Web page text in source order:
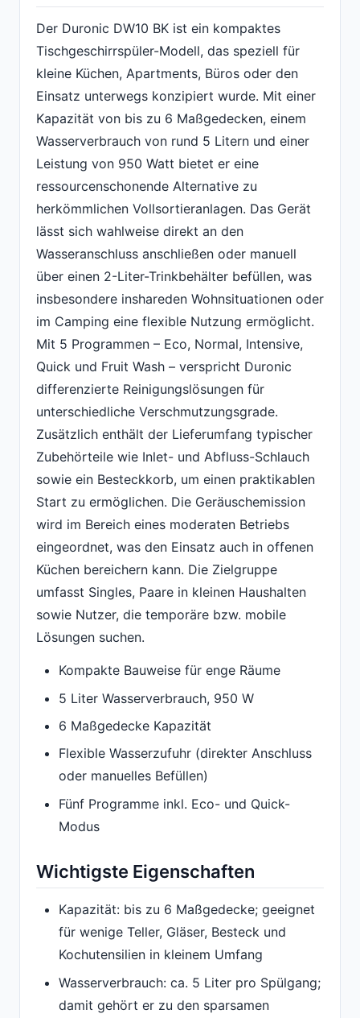
Der Duronic DW10 BK ist ein kompaktes
Tischgeschirrspüler-Modell, das speziell für
kleine Küchen, Apartments, Büros oder den
Einsatz unterwegs konzipiert wurde. Mit einer
Kapazität von bis zu 6 Maßgedecken, einem
Wasserverbrauch von rund 5 Litern und einer
Leistung von 950 Watt bietet er eine
ressourcenschonende Alternative zu
herkömmlichen Vollsortieranlagen. Das Gerät
lässt sich wahlweise direkt an den
Wasseranschluss anschließen oder manuell
über einen 2-Liter-Trinkbehälter befüllen, was
insbesondere inshareden Wohnsituationen oder
im Camping eine flexible Nutzung ermöglicht.
Mit 5 Programmen – Eco, Normal, Intensive,
Quick und Fruit Wash – verspricht Duronic
differenzierte Reinigungslösungen für
unterschiedliche Verschmutzungsgrade.
Zusätzlich enthält der Lieferumfang typischer
Zubehörteile wie Inlet- und Abfluss-Schlauch
sowie ein Besteckkorb, um einen praktikablen
Start zu ermöglichen. Die Geräuschemission
wird im Bereich eines moderaten Betriebs
eingeordnet, was den Einsatz auch in offenen
Küchen bereichern kann. Die Zielgruppe
umfasst Singles, Paare in kleinen Haushalten
sowie Nutzer, die temporäre bzw. mobile
Lösungen suchen.
Kompakte Bauweise für enge Räume
5 Liter Wasserverbrauch, 950 W
6 Maßgedecke Kapazität
Flexible Wasserzufuhr (direkter Anschluss
oder manuelles Befüllen)
Fünf Programme inkl. Eco- und Quick-
Modus
Wichtigste Eigenschaften
Kapazität: bis zu 6 Maßgedecke; geeignet
für wenige Teller, Gläser, Besteck und
Kochutensilien in kleinem Umfang
Wasserverbrauch: ca. 5 Liter pro Spülgang;
damit gehört er zu den sparsamen